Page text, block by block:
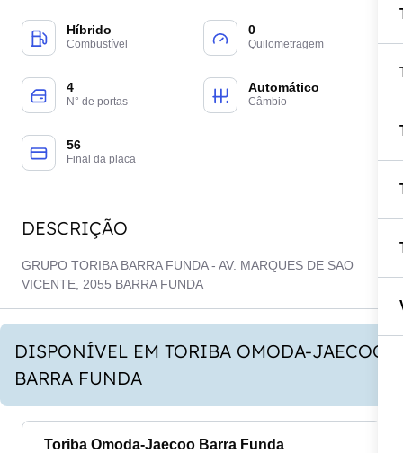
Híbrido
Combustível
0
Quilometragem
4
N° de portas
Automático
Câmbio
56
Final da placa
DESCRIÇÃO
GRUPO TORIBA BARRA FUNDA - AV. MARQUES DE SAO
VICENTE, 2055 BARRA FUNDA
DISPONÍVEL EM TORIBA OMODA-JAECOO
BARRA FUNDA
Toriba Omoda-Jaecoo Barra Funda